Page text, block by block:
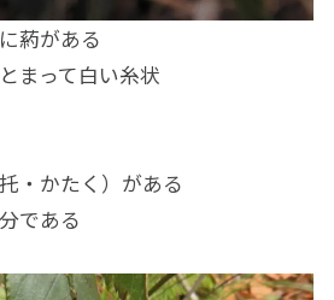
葯がある
まって白い糸状
・かたく）がある
である